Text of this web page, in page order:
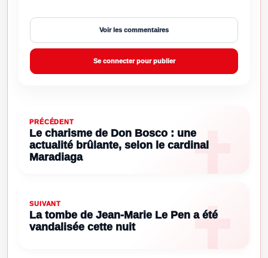
Voir les commentaires
Se connecter pour publier
PRÉCÉDENT
Le charisme de Don Bosco : une
actualité brûlante, selon le cardinal
Maradiaga
SUIVANT
La tombe de Jean-Marie Le Pen a été
vandalisée cette nuit